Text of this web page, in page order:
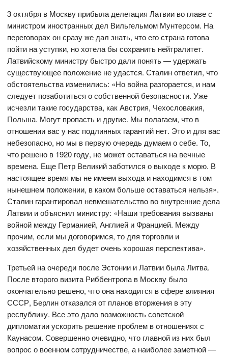
3 октября в Москву прибыла делегация Латвии во главе с
министром иностранных дел Вильгельмом Мунтерсом. На
переговорах он сразу же дал знать, что его страна готова
пойти на уступки, но хотела бы сохранить нейтралитет.
Латвийскому министру быстро дали понять — удержать
существующее положение не удастся. Сталин ответил, что
обстоятельства изменились: «Но война разгорается, и нам
следует позаботиться о собственной безопасности. Уже
исчезли такие государства, как Австрия, Чехословакия,
Польша. Могут пропасть и другие. Мы полагаем, что в
отношении вас у нас подлинных гарантий нет. Это и для вас
небезопасно, но мы в первую очередь думаем о себе. То,
что решено в 1920 году, не может оставаться на вечные
времена. Еще Петр Великий заботился о выходе к морю. В
настоящее время мы не имеем выхода и находимся в том
нынешнем положении, в каком больше оставаться нельзя».
Сталин гарантировал невмешательство во внутренние дела
Латвии и объяснил министру: «Наши требования вызваны
войной между Германией, Англией и Францией. Между
прочим, если мы договоримся, то для торговли и
хозяйственных дел будет очень хорошая перспектива».
Третьей на очереди после Эстонии и Латвии была Литва.
После второго визита Риббентропа в Москву было
окончательно решено, что она находится в сфере влияния
СССР, Берлин отказался от планов вторжения в эту
республику. Все это дало возможность советской
дипломатии ускорить решение проблем в отношениях с
Каунасом. Совершенно очевидно, что главной из них был
вопрос о военном сотрудничестве, а наиболее заметной —